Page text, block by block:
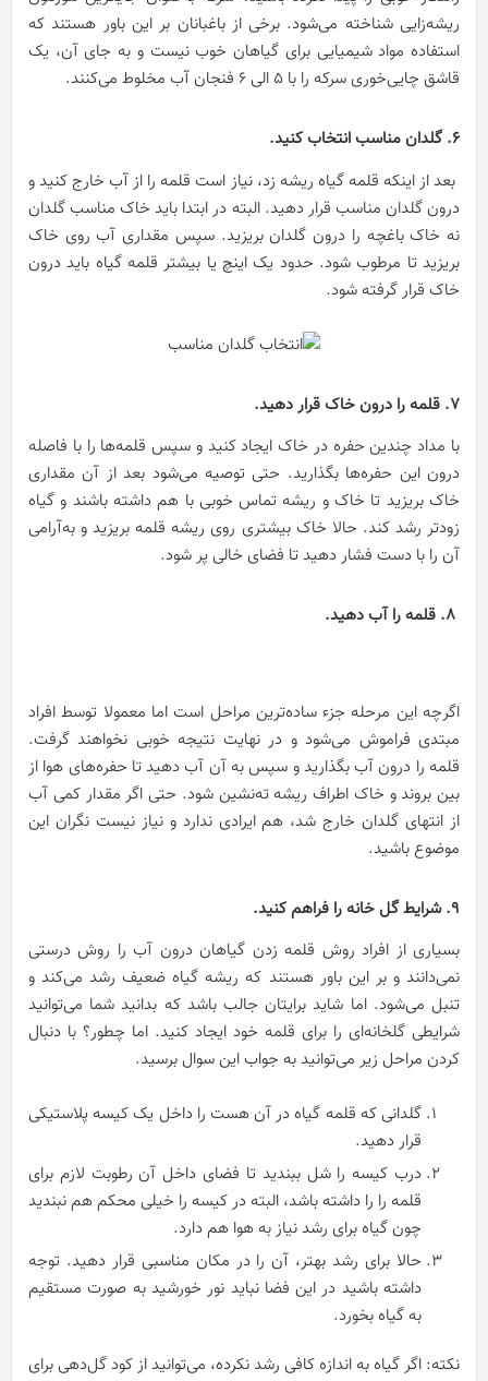
ریشه‌زایی شناخته می‌شود. برخی از باغبانان بر این باور هستند که
استفاده مواد شیمیایی برای گیاهان خوب نیست و به جای آن، یک
قاشق چایی‌خوری سرکه را با ۵ الی ۶ فنجان آب مخلوط می‌کنند.
6. گلدان مناسب انتخاب کنید.
بعد از اینکه قلمه گیاه ریشه زد، نیاز است قلمه را از آب خارج کنید و
درون گلدان مناسب قرار دهید. البته در ابتدا باید خاک مناسب گلدان
نه خاک باغچه را درون گلدان بریزید. سپس مقداری آب روی خاک
بریزید تا مرطوب شود. حدود یک اینچ یا بیشتر قلمه گیاه باید درون
خاک قرار گرفته شود.
7. قلمه را درون خاک قرار دهید.
با مداد چندین حفره در خاک ایجاد کنید و سپس قلمه‌ها را با فاصله
درون این حفره‌ها بگذارید. حتی توصیه می‌شود بعد از آن مقداری
خاک بریزید تا خاک و ریشه تماس خوبی با هم داشته باشند و گیاه
زودتر رشد کند. حالا خاک بیشتری روی ریشه قلمه بریزید و به‌آرامی
آن را با دست فشار دهید تا فضای خالی پر شود.
اگرچه این مرحله جزء ساده‌ترین مراحل است اما معمولا توسط افراد
مبتدی فراموش می‌شود و در نهایت نتیجه خوبی نخواهند گرفت.
قلمه را درون آب بگذارید و سپس به آن آب دهید تا حفره‌های هوا از
بین بروند و خاک اطراف ریشه ته‌نشین شود. حتی اگر مقدار کمی آب
از انتهای گلدان خارج شد، هم ایرادی ندارد و نیاز نیست نگران این
موضوع باشید.
9. شرایط گل خانه را فراهم کنید.
بسیاری از افراد روش قلمه زدن گیاهان درون آب را روش درستی
نمی‌دانند و بر این باور هستند که ریشه گیاه ضعیف رشد می‌کند و
تنبل می‌شود. اما شاید برایتان جالب باشد که بدانید شما می‌توانید
شرایطی گلخانه‌ای را برای قلمه خود ایجاد کنید. اما چطور؟ با دنبال
کردن مراحل زیر می‌توانید به جواب این سوال برسید.
گلدانی که قلمه گیاه در آن هست را داخل یک کیسه پلاستیکی
قرار دهید.
درب کیسه را شل ببندید تا فضای داخل آن رطوبت لازم برای
قلمه را را داشته باشد، البته در کیسه را خیلی محکم هم نبندید
چون گیاه برای رشد نیاز به هوا هم دارد.
حالا برای رشد بهتر، آن را در مکان مناسبی قرار دهید. توجه
داشته باشید در این فضا نباید نور خورشید به صورت مستقیم
به گیاه بخورد.
نکته: اگر گیاه به اندازه کافی رشد نکرده، می‌توانید از کود گل‌دهی برای